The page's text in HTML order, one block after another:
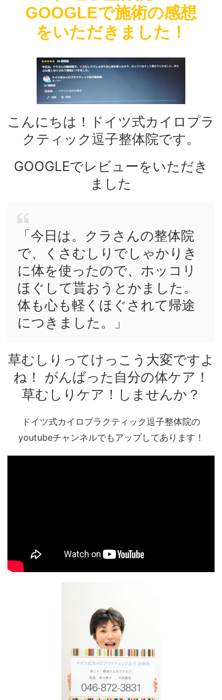
GOOGLEで施術の感想
をいただきました！
こんにちは！ドイツ式カイロプラ
クティック逗子整体院です。
GOOGLEでレビューをいただき
ました
「今日は。クラさんの整体院
で、くさむしりでしゃかりき
に体を使ったので、ホッコリ
ほぐして貰おうとかました。
体も心も軽くほぐされて帰途
につきました。」
草むしりってけっこう大変ですよ
ね！ がんばった自分の体ケア！
草むしりケア！しませんか？
ドイツ式カイロプラクティック逗子整体院の
youtubeチャンネルでもアップしてあります！